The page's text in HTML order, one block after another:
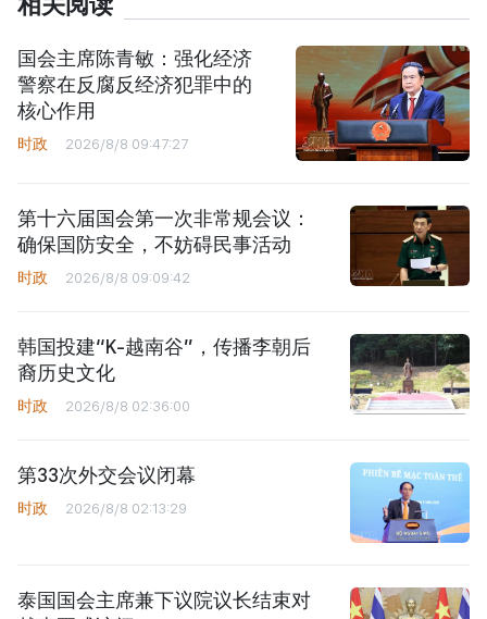
相关阅读
国会主席陈青敏：强化经济
警察在反腐反经济犯罪中的
核心作用
时政 2026/8/8 09:47:27
第十六届国会第一次非常规会议：
确保国防安全，不妨碍民事活动
时政 2026/8/8 09:09:42
韩国投建“K-越南谷”，传播李朝后
裔历史文化
时政 2026/8/8 02:36:00
第33次外交会议闭幕
时政 2026/8/8 02:13:29
泰国国会主席兼下议院议长结束对